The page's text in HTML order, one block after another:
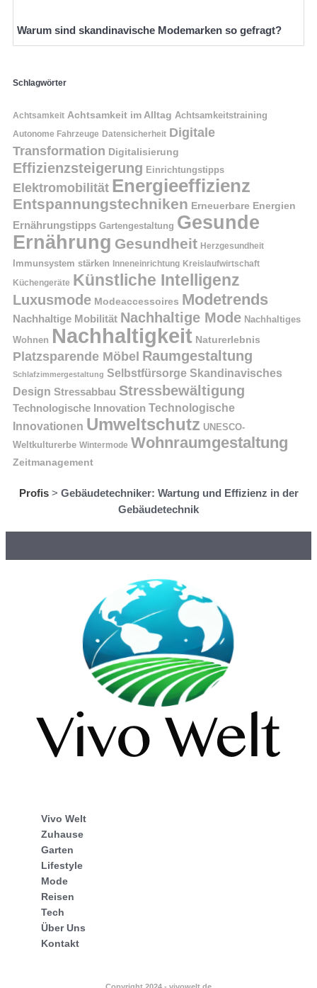
Warum sind skandinavische Modemarken so gefragt?
Schlagwörter
Achtsamkeit Achtsamkeit im Alltag Achtsamkeitstraining
Autonome Fahrzeuge Datensicherheit Digitale
Transformation Digitalisierung
Effizienzsteigerung Einrichtungstipps
Elektromobilität Energieeffizienz
Entspannungstechniken Erneuerbare Energien
Ernährungstipps Gartengestaltung Gesunde
Ernährung Gesundheit Herzgesundheit
Immunsystem stärken Inneneinrichtung Kreislaufwirtschaft
Küchengeräte Künstliche Intelligenz
Luxusmode Modeaccessoires Modetrends
Nachhaltige Mobilität Nachhaltige Mode Nachhaltiges
Wohnen Nachhaltigkeit Naturerlebnis
Platzsparende Möbel Raumgestaltung
Schlafzimmergestaltung Selbstfürsorge Skandinavisches
Design Stressabbau Stressbewältigung
Technologische Innovation Technologische
Innovationen Umweltschutz UNESCO-
Weltkulturerbe Wintermode Wohnraumgestaltung
Zeitmanagement
Profis> Gebäudetechniker: Wartung und Effizienz in der
Gebäudetechnik
Vivo Welt
Zuhause
Garten
Lifestyle
Mode
Reisen
Tech
Über Uns
Kontakt